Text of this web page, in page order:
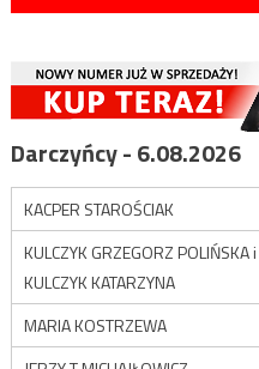
Darczyńcy - 6.08.2026
KACPER STAROŚCIAK
KULCZYK GRZEGORZ POLIŃSKA i
KULCZYK KATARZYNA
MARIA KOSTRZEWA